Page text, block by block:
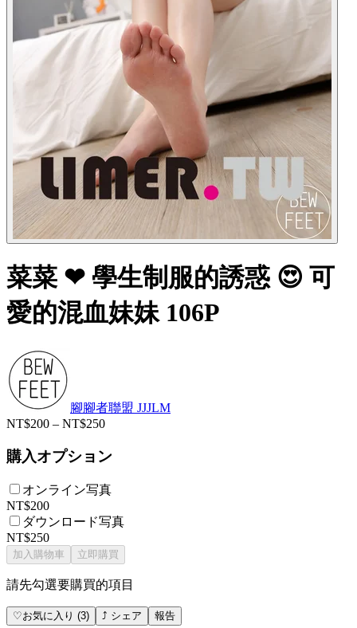
菜菜 ❤ 學生制服的誘惑 😍 可
愛的混血妹妹 106P
腳腳者聯盟 JJJLM
NT$200 – NT$250
購入オプション
オンライン写真
NT$200
ダウンロード写真
NT$250
加入購物車 立即購買
請先勾選要購買的項目
♡お気に入り (3) ⤴ シェア 報告